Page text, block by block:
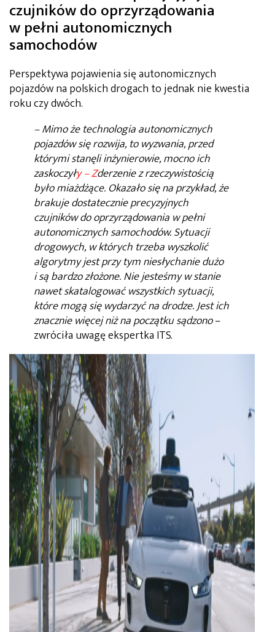
czujników do oprzyrządowania
w pełni autonomicznych
samochodów
Perspektywa pojawienia się autonomicznych
pojazdów na polskich drogach to jednak nie kwestia
roku czy dwóch.
– Mimo że technologia autonomicznych
pojazdów się rozwija, to wyzwania, przed
którymi stanęli inżynierowie, mocno ich
zaskoczyły – Zderzenie z rzeczywistością
było miażdżące. Okazało się na przykład, że
brakuje dostatecznie precyzyjnych
czujników do oprzyrządowania w pełni
autonomicznych samochodów. Sytuacji
drogowych, w których trzeba wyszkolić
algorytmy jest przy tym niesłychanie dużo
i są bardzo złożone. Nie jesteśmy w stanie
nawet skatalogować wszystkich sytuacji,
które mogą się wydarzyć na drodze. Jest ich
znacznie więcej niż na początku sądzono–
zwróciła uwagę ekspertka ITS.